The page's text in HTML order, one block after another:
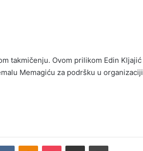
takmičenju. Ovom prilikom Edin Kljajić
Memagiću za podršku u organizaciji
VKontakteOdnoklassniki
Pocket Podijeli putem Emaila Print